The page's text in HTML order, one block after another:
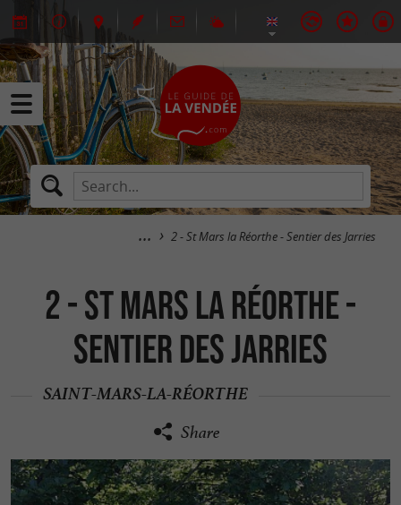
2 - St Mars la Réorthe - Sentier des Jarries
2 - St Mars la Réorthe -
Sentier des Jarries
SAINT-MARS-LA-RÉORTHE
Share